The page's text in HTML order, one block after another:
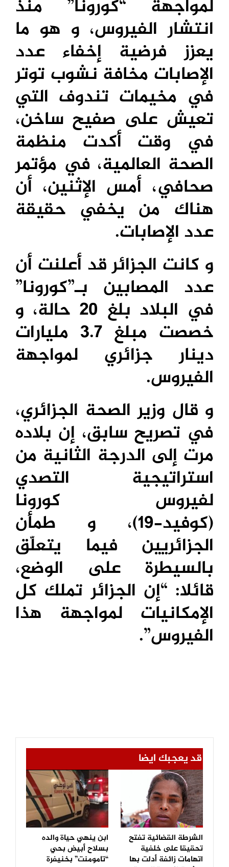
لمواجهة “كورونا” منذ
انتشار الفيروس، و هو ما
يعزز فرضية إخفاء عدد
الإصابات مخافة نشوب توتر
في مخيمات تندوف التي
تعيش على صفيح ساخن،
في وقت أكدت منظمة
الصحة العالمية، في مؤتمر
صحافي، أمس الإثنين، أن
هناك من يخفي حقيقة
عدد الإصابات.
و كانت الجزائر قد أعلنت أن
عدد المصابين بـ”كورونا”
في البلاد بلغ 20 حالة، و
خصصت مبلغ 3.7 مليارات
دينار جزائري لمواجهة
الفيروس.
و قال وزير الصحة الجزائري،
في تصريح سابق، إن بلاده
مرت إلى الدرجة الثانية من
استراتيجية التصدي
لفيروس كورونا
(كوفيد-19)، و طمأن
الجزائريين فيما يتعلّق
بالسيطرة على الوضع،
قائلا: “إن الجزائر تملك كل
الإمكانيات لمواجهة هذا
الفيروس”.
قد يعجبك ايضا
الشرطة القضائية تفتح
تحقيقا على خلفية
اتهامات زائفة أدلت بها
ابن ينهي حياة والده
بسلاح أبيض بحي
“تامومنت” بخنيفرة